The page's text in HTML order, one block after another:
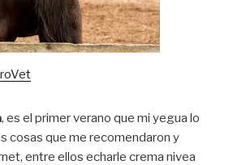
, es el primer verano que mi yegua lo
cosas que me recomendaron y
entre ellos echarle crema nivea